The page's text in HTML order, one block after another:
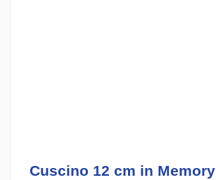
Cuscino 12 cm in Memory